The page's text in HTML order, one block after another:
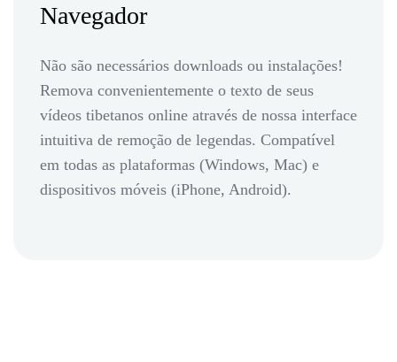
Navegador
Não são necessários downloads ou instalações!
Remova convenientemente o texto de seus
vídeos tibetanos online através de nossa interface
intuitiva de remoção de legendas. Compatível
em todas as plataformas (Windows, Mac) e
dispositivos móveis (iPhone, Android).